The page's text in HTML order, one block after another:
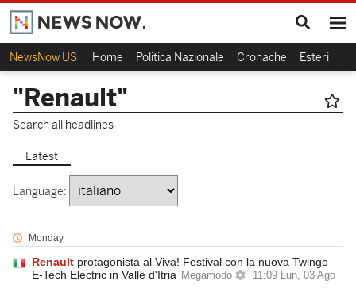
NewsNow US Home Politica Nazionale Cronache Esteri
"Renault"
Search all headlines
Latest
Language:
Monday
Renault protagonista al Viva! Festival con la nuova Twingo
E-Tech Electric in Valle d'Itria
Megamodo 11:09 Lun, 03 Ago